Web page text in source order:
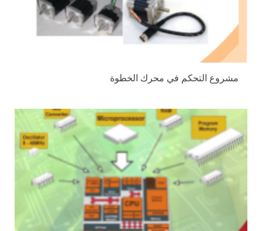
مشروع التحكم في محرك الخطوة